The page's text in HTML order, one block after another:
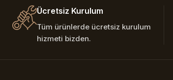
Ücretsiz Kurulum
Tüm ürünlerde ücretsiz kurulum
hizmeti bizden.